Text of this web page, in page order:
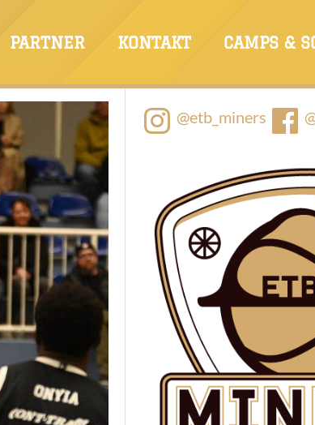
PARTNER KONTAKT CAMPS &
@etb_miners